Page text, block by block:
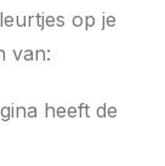
op je
van:
heeft de